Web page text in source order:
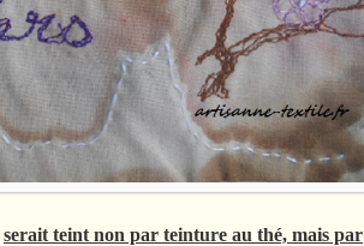
serait teint non par teinture au thé, mais par